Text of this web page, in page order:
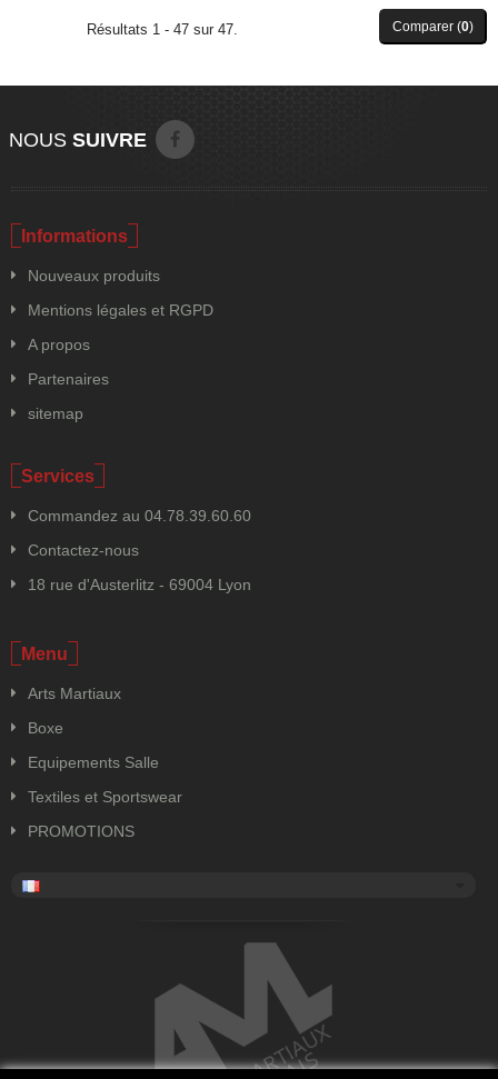
Résultats 1 - 47 sur 47. Comparer (0)
SUIVRE
NOUS
Informations
Nouveaux produits
Mentions légales et RGPD
A propos
Partenaires
sitemap
Services
Commandez au 04.78.39.60.60
Contactez-nous
18 rue d'Austerlitz - 69004 Lyon
Menu
Arts Martiaux
Boxe
Equipements Salle
Textiles et Sportswear
PROMOTIONS